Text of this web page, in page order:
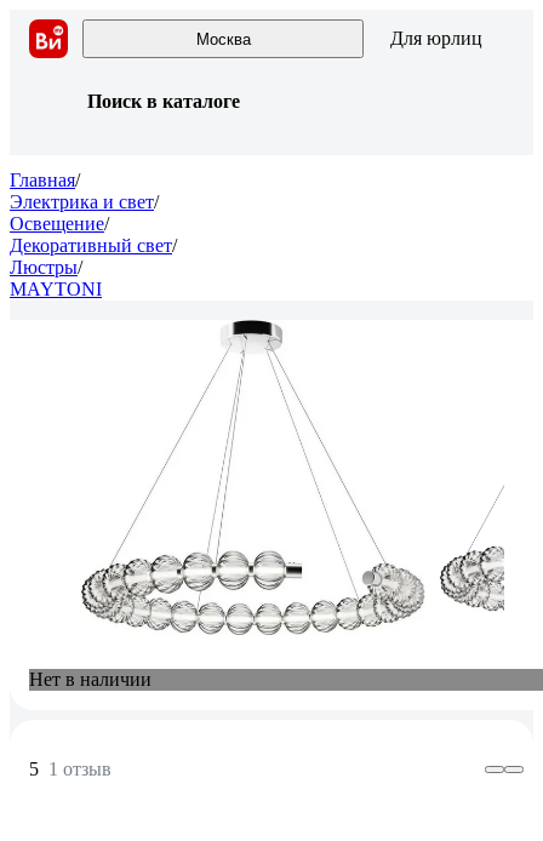
Москва Для юрлиц
Поиск в каталоге
Главная/
Электрика и свет/
Освещение/
Декоративный свет/
Люстры/
MAYTONI
Нет в наличии
5 1 отзыв